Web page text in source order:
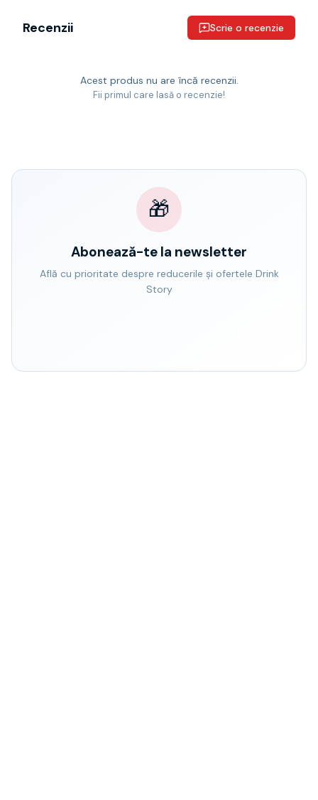
Recenzii Scrie o recenzie
Acest produs nu are încă recenzii.
Fii primul care lasă o recenzie!
🎁
Abonează-te la newsletter
Află cu prioritate despre reducerile și ofertele Drink
Story